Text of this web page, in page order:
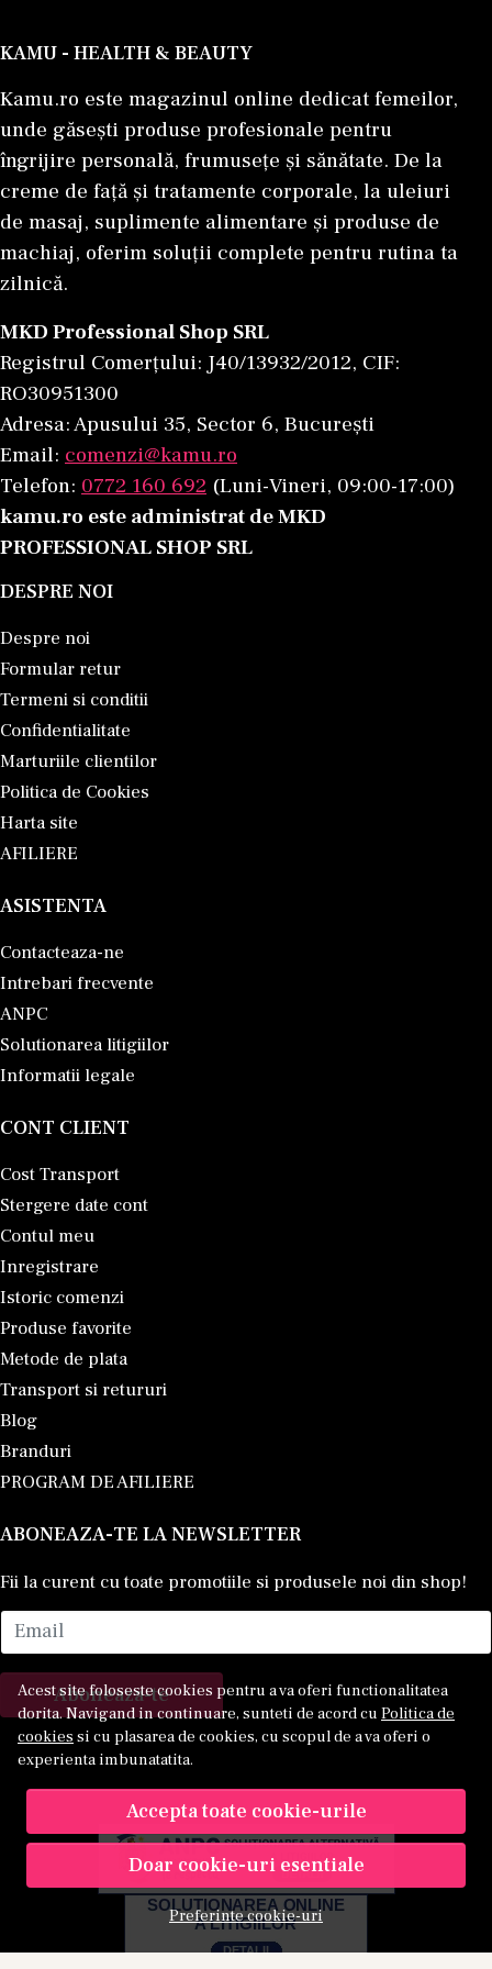
Acest site foloseste cookies pentru a va oferi functionalitatea
dorita. Navigand in continuare, sunteti de acord cu Politica de
cookies si cu plasarea de cookies, cu scopul de a va oferi o
experienta imbunatatita.
Accepta toate cookie-urile
Doar cookie-uri esentiale
Preferinte cookie-uri
KAMU - HEALTH & BEAUTY
Kamu.ro este magazinul online dedicat femeilor,
unde găsești produse profesionale pentru
îngrijire personală, frumusețe și sănătate. De la
creme de față și tratamente corporale, la uleiuri
de masaj, suplimente alimentare și produse de
machiaj, oferim soluții complete pentru rutina ta
zilnică.
MKD Professional Shop SRL
Registrul Comerțului: J40/13932/2012, CIF:
RO30951300
Adresa: Apusului 35, Sector 6, București
Email: comenzi@kamu.ro
Telefon: 0772 160 692 (Luni-Vineri, 09:00-17:00)
kamu.ro este administrat de MKD
PROFESSIONAL SHOP SRL
DESPRE NOI
Despre noi
Formular retur
Termeni si conditii
Confidentialitate
Marturiile clientilor
Politica de Cookies
Harta site
AFILIERE
ASISTENTA
Contacteaza-ne
Intrebari frecvente
ANPC
Solutionarea litigiilor
Informatii legale
CONT CLIENT
Cost Transport
Stergere date cont
Contul meu
Inregistrare
Istoric comenzi
Produse favorite
Metode de plata
Transport si retururi
Blog
Branduri
PROGRAM DE AFILIERE
ABONEAZA-TE LA NEWSLETTER
Fii la curent cu toate promotiile si produsele noi din shop!
Email
Aboneaza-te